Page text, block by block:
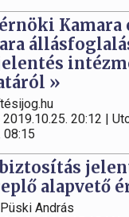
Kamara
»
2019.10.25. 20:12 |
08:15
alapvető
András